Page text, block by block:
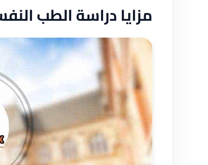
مزايا دراسة الطب